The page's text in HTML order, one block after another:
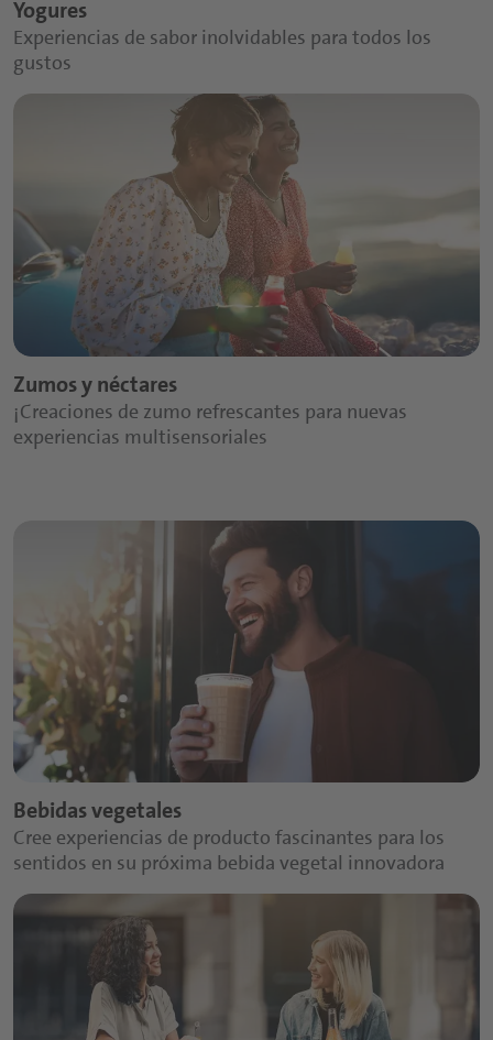
Yogures
Experiencias de sabor inolvidables para todos los
gustos
Zumos y néctares
¡Creaciones de zumo refrescantes para nuevas
experiencias multisensoriales
Bebidas vegetales
Cree experiencias de producto fascinantes para los
sentidos en su próxima bebida vegetal innovadora